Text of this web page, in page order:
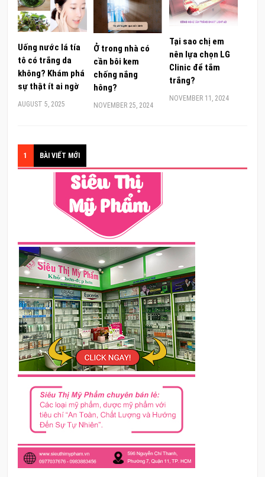
Uống nước lá tía
tô có trắng da
không? Khám phá
sự thật ít ai ngờ
AUGUST 5, 2025
Ở trong nhà có
cần bôi kem
chống nắng
hông?
NOVEMBER 25, 2024
Tại sao chị em
nên lựa chọn LG
Clinic để tắm
trắng?
NOVEMBER 11, 2024
1 BÀI VIẾT MỚI